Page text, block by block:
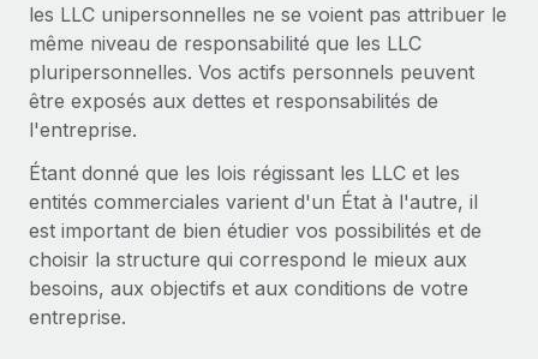
les LLC unipersonnelles ne se voient pas attribuer le
même niveau de responsabilité que les LLC
pluripersonnelles. Vos actifs personnels peuvent
être exposés aux dettes et responsabilités de
l'entreprise.
Étant donné que les lois régissant les LLC et les
entités commerciales varient d'un État à l'autre, il
est important de bien étudier vos possibilités et de
choisir la structure qui correspond le mieux aux
besoins, aux objectifs et aux conditions de votre
entreprise.